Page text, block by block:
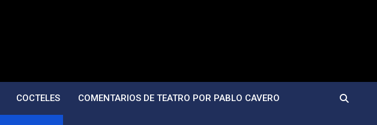
COCTELES COMENTARIOS DE TEATRO POR PABLO CAVERO